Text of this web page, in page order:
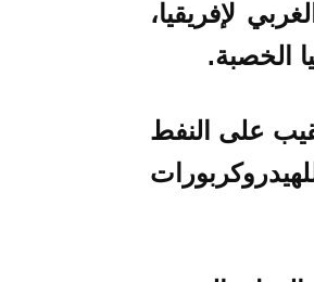
لإفريقيا،
الخصبة.
التنقيب على النفط
للهيدروكربورات